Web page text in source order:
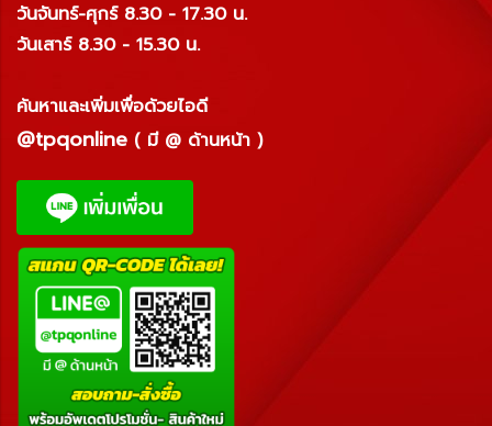
วันจันทร์-ศุกร์ 8.30 - 17.30 น.
วันเสาร์ 8.30 - 15.30 น.
ค้นหาและเพิ่มเพื่อด้วยไอดี
@tpqonline ( มี @ ด้านหน้า )